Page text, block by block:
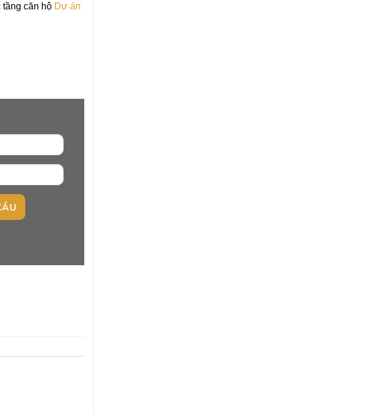
tầng căn hộ Dự án